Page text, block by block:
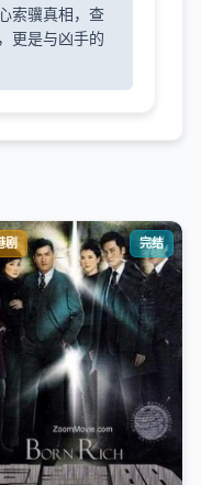
索骥真相，查
更是与凶手的
剧 完结